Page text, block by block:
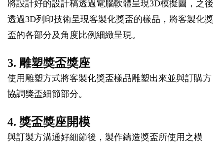
將設計好的設計稿透過電腦軟體呈現3D模擬圖，之後
透過3D列印技術呈現客製化獎盃的樣品，將客製化獎
盃的各部分及角度比例細緻呈現。
3. 雕塑獎盃獎座
使用雕塑方式將客製化獎盃樣品雕塑出來並與訂購方
協調獎盃細節部分。
4. 獎盃獎座開模
與訂製方溝通好細節後，製作鑄造獎盃所使用之模